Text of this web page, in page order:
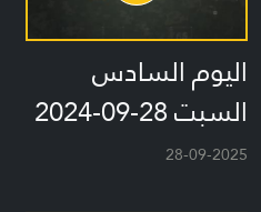
اليوم السادس
السبت 28-09-2024
28-09-2025